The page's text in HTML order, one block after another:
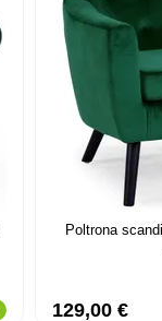
Poltrona
129,00 €